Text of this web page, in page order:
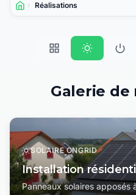
Accueil
Réalisations
Galerie de
SOLAIRE ONGRID
Installation
Panneaux solaires apposés